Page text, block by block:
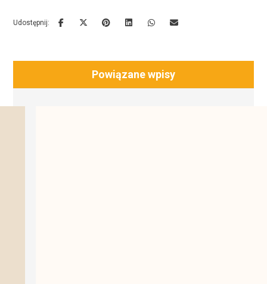
Powiązane wpisy